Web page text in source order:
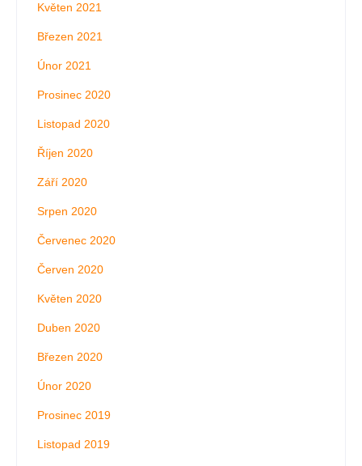
Květen 2021
Březen 2021
Únor 2021
Prosinec 2020
Listopad 2020
Říjen 2020
Září 2020
Srpen 2020
Červenec 2020
Červen 2020
Květen 2020
Duben 2020
Březen 2020
Únor 2020
Prosinec 2019
Listopad 2019